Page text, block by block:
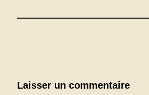
Laisser un commentaire